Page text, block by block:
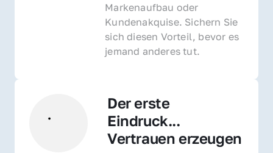
Markenaufbau oder
Kundenakquise. Sichern Sie
sich diesen Vorteil, bevor es
jemand anderes tut.
Der erste
Eindruck...
Vertrauen erzeugen